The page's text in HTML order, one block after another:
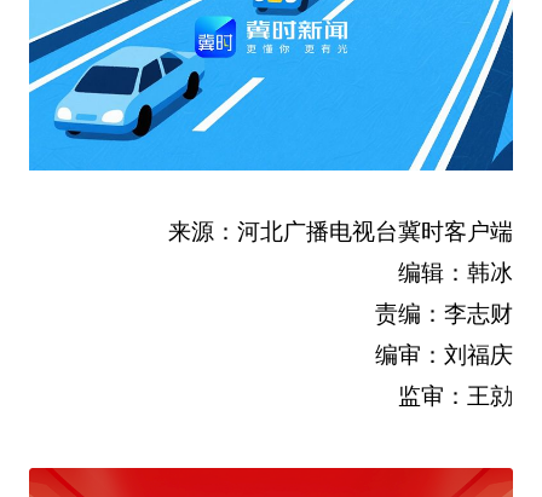
来源：河北广播电视台冀时客户端
编辑：韩冰
责编：李志财
编审：刘福庆
监审：王勍